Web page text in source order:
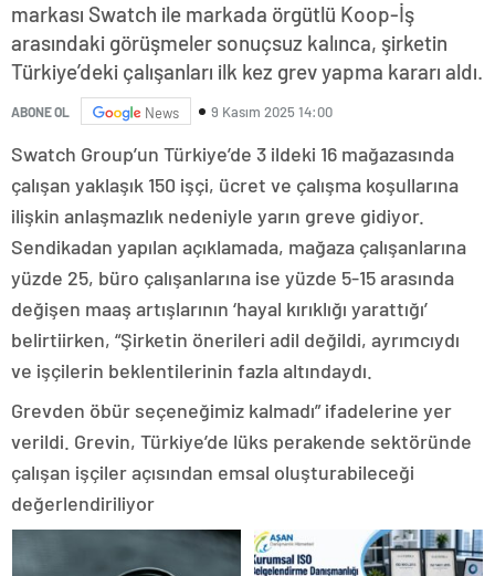
markası Swatch ile markada örgütlü Koop-İş
arasındaki görüşmeler sonuçsuz kalınca, şirketin
Türkiye’deki çalışanları ilk kez grev yapma kararı aldı.
ABONE OL News 9 Kasım 2025 14:00
Swatch Group’un Türkiye’de 3 ildeki 16 mağazasında
çalışan yaklaşık 150 işçi, ücret ve çalışma koşullarına
ilişkin anlaşmazlık nedeniyle yarın greve gidiyor.
Sendikadan yapılan açıklamada, mağaza çalışanlarına
yüzde 25, büro çalışanlarına ise yüzde 5-15 arasında
değişen maaş artışlarının ‘hayal kırıklığı yarattığı’
belirtiirken, “Şirketin önerileri adil değildi, ayrımcıydı
ve işçilerin beklentilerinin fazla altındaydı.
Grevden öbür seçeneğimiz kalmadı” ifadelerine yer
verildi. Grevin, Türkiye’de lüks perakende sektöründe
çalışan işçiler açısından emsal oluşturabileceği
değerlendiriliyor